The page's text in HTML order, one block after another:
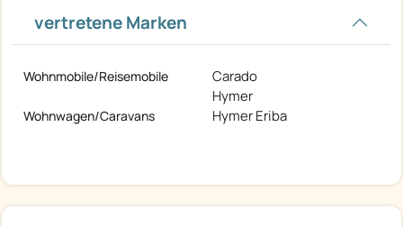
vertretene Marken
Wohnmobile/Reisemobile
Carado
Hymer
Wohnwagen/Caravans Hymer Eriba